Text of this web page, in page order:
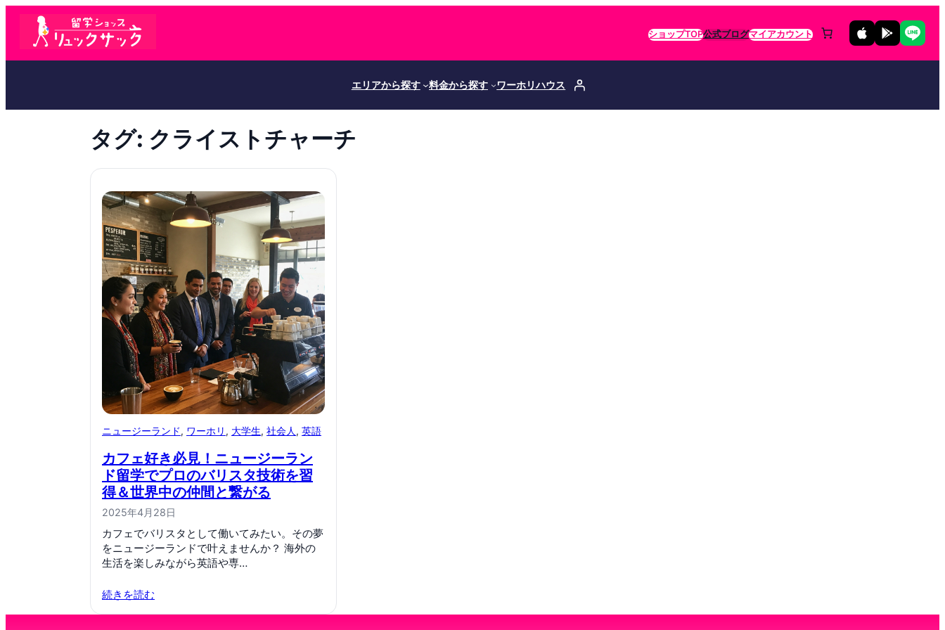
ショップTOP公式ブログマイアカウント
エリアから探す 料金から探す ワーホリハウス
タグ: クライストチャーチ
ニュージーランド, ワーホリ , 大学生, 社会人 , 英語
カフェ好き必見！ニュージーラン
ド留学でプロのバリスタ技術を習
得＆世界中の仲間と繋がる
2025年4月28日
カフェでバリスタとして働いてみたい。その夢
をニュージーランドで叶えませんか？ 海外の
生活を楽しみながら英語や専…
続きを読む